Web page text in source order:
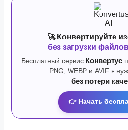
🚀 Конвертируйте
без загрузки
Бесплатный сервис Конвертус
PNG, WEBP и AVIF в
без потери
👉 Начать